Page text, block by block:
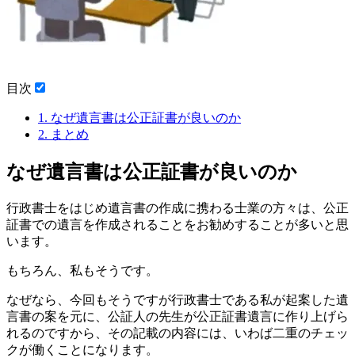
目次
1. なぜ遺言書は公正証書が良いのか
2. まとめ
なぜ遺言書は公正証書が良いのか
行政書士をはじめ遺言書の作成に携わる士業の方々は、公正
証書での遺言を作成されることをお勧めすることが多いと思
います。
もちろん、私もそうです。
なぜなら、今回もそうですが行政書士である私が起案した遺
言書の案を元に、公証人の先生が公正証書遺言に作り上げら
れるのですから、その記載の内容には、いわば二重のチェッ
クが働くことになります。